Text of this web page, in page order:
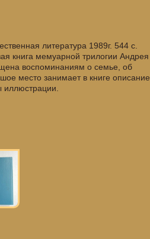
литература 1989г. 544 с.
книга мемуарной трилогии Андрея
воспоминаниям о семье, об
место занимает в книге описание
иллюстрации.